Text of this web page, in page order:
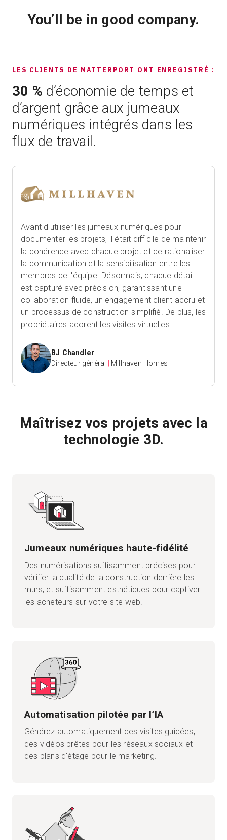
You’ll be in good company.
Avant d'utiliser les jumeaux numériques pour
documenter les projets, il était difficile de maintenir
la cohérence avec chaque projet et de rationaliser
la communication et la sensibilisation entre les
membres de l'équipe. Désormais, chaque détail
est capturé avec précision, garantissant une
collaboration fluide, un engagement client accru et
un processus de construction simplifié. De plus, les
propriétaires adorent les visites virtuelles.
BJ Chandler
Directeur général
Millhaven Homes
LES CLIENTS DE MATTERPORT ONT ENREGISTRÉ :
30 % d’économie de temps et
d’argent grâce aux jumeaux
numériques intégrés dans les
flux de travail.
Maîtrisez vos projets avec la
technologie 3D.
Jumeaux numériques haute-fidélité
Des numérisations suffisamment précises pour
vérifier la qualité de la construction derrière les
murs, et suffisamment esthétiques pour captiver
les acheteurs sur votre site web.
Automatisation pilotée par l’IA
Générez automatiquement des visites guidées,
des vidéos prêtes pour les réseaux sociaux et
des plans d'étage pour le marketing.